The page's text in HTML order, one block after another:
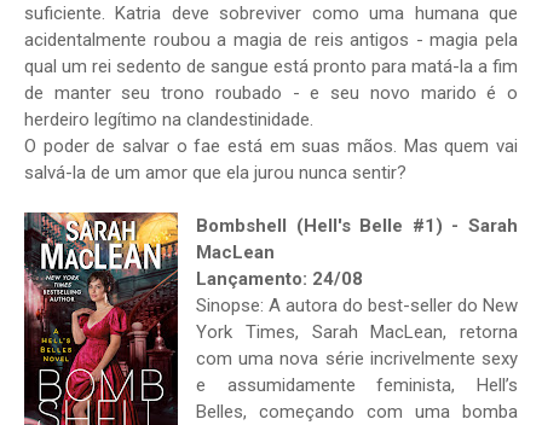
suficiente. Katria deve sobreviver como uma humana que
acidentalmente roubou a magia de reis antigos - magia pela
qual um rei sedento de sangue está pronto para matá-la a fim
de manter seu trono roubado - e seu novo marido é o
herdeiro legítimo na clandestinidade.
O poder de salvar o fae está em suas mãos. Mas quem vai
salvá-la de um amor que ela jurou nunca sentir?
Bombshell (Hell's Belle #1) - Sarah
MacLean
Lançamento: 24/08
Sinopse: A autora do best-seller do New
York Times, Sarah MacLean, retorna
com uma nova série incrivelmente sexy
e assumidamente feminista, Hell’s
Belles, começando com uma bomba